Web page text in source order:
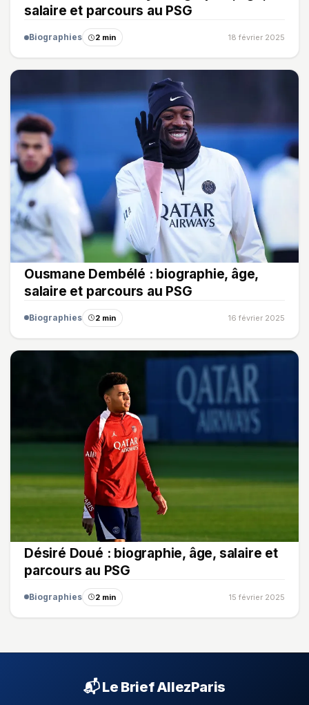
salaire et parcours au PSG
Biographies 2 min 18 février 2025
Ousmane Dembélé : biographie, âge,
salaire et parcours au PSG
Biographies 2 min 16 février 2025
Désiré Doué : biographie, âge, salaire et
parcours au PSG
Biographies 2 min 15 février 2025
📬 Le Brief AllezParis